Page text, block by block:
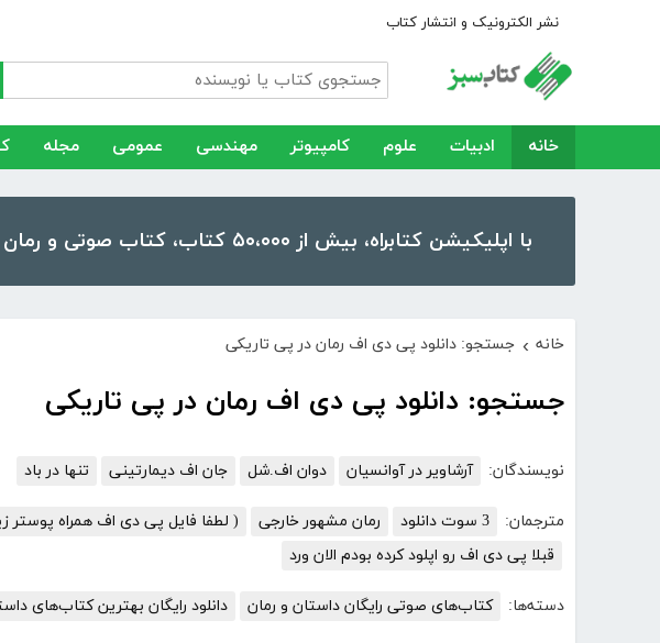
نشر الکترونیک و انتشار کتاب
خانه ادبیات علوم کامپیوتر مهندسی عمومی مجله
با اپلیکیشن کتابراه، بیش از ۵۰،۰۰۰ کتاب، کتاب صوتی و رمان را در موبایل و تبلت خود داشته باشید!
خانه › جستجو: دانلود پی دی اف رمان در پی تاریکی
جستجو: دانلود پی دی اف رمان در پی تاریکی
نویسندگان: آرشاویر در آوانسیان دوان اف.شل جان اف دیمارتینی تنها در باد
مترجمان: 3 سوت دانلود رمان مشهور خارجی
( لطفا فایل پی دی اف همراه پوستر
قبلا پی دی اف رو اپلود کرده بودم الان ورد
دسته‌ها: کتاب‌های صوتی رایگان داستان و رمان دانلود رایگان بهترین کتاب‌های